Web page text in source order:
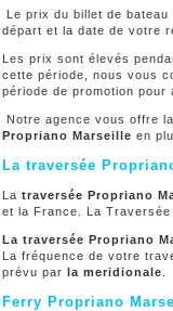
Le prix du billet de bateau
départ et la date de votre
Les prix sont élevés
cette période, nous vous
période de promotion pour
Notre agence vous offre
Propriano Marseille en
La traversée
La traversée Propriano
et la France. La Traversée
La traversée Propriano
La fréquence de votre
prévu par la meridionale
Ferry Propriano